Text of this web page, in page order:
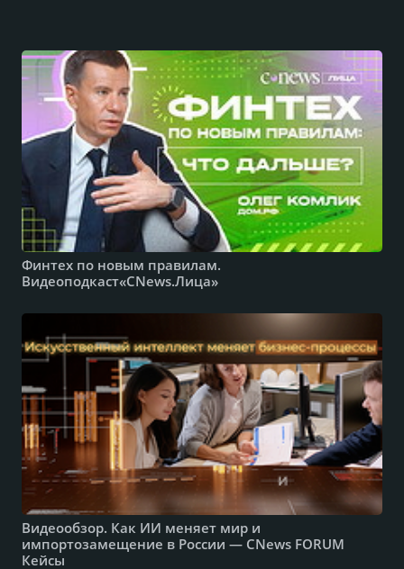
Финтех по новым правилам.
Видеоподкаст«CNews.Лица»
Видеообзор. Как ИИ меняет мир и
импортозамещение в России — CNews FORUM
Кейсы